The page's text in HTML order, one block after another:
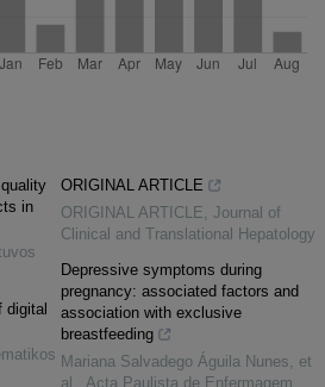
in
digital
ORIGINAL ARTICLE
ORIGINAL ARTICLE, Journal of
Clinical and Translational Hepatology
Depressive symptoms during
pregnancy: associated factors and
association with exclusive
breastfeeding
Mariana Salvadego Águila Nunes, et
al. , Acta Paulista de Enfermagem,